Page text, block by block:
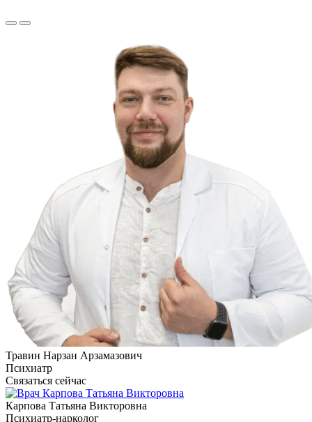
Травин Нарзан Арзамазович
Психиатр
Связаться сейчас
Карпова Татьяна Викторовна
Психиатр-нарколог